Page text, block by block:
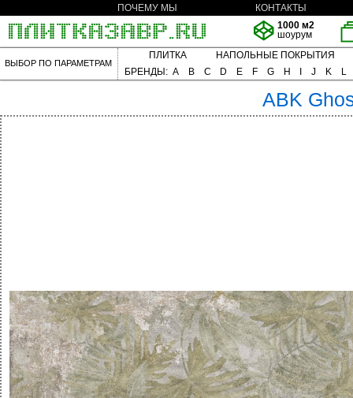
ПОЧЕМУ МЫ
КОНТАКТЫ
1000 м2
шоурум
ВЫБОР ПО ПАРАМЕТРАМ
ПЛИТКА
НАПОЛЬНЫЕ ПОКРЫТИЯ
БРЕНДЫ: A B C D E F G H J K L
ABK